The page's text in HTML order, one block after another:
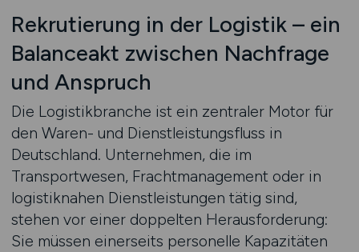
Rekrutierung in der Logistik – ein
Balanceakt zwischen Nachfrage
und Anspruch
Die Logistikbranche ist ein zentraler Motor für
den Waren- und Dienstleistungsfluss in
Deutschland. Unternehmen, die im
Transportwesen, Frachtmanagement oder in
logistiknahen Dienstleistungen tätig sind,
stehen vor einer doppelten Herausforderung:
Sie müssen einerseits personelle Kapazitäten